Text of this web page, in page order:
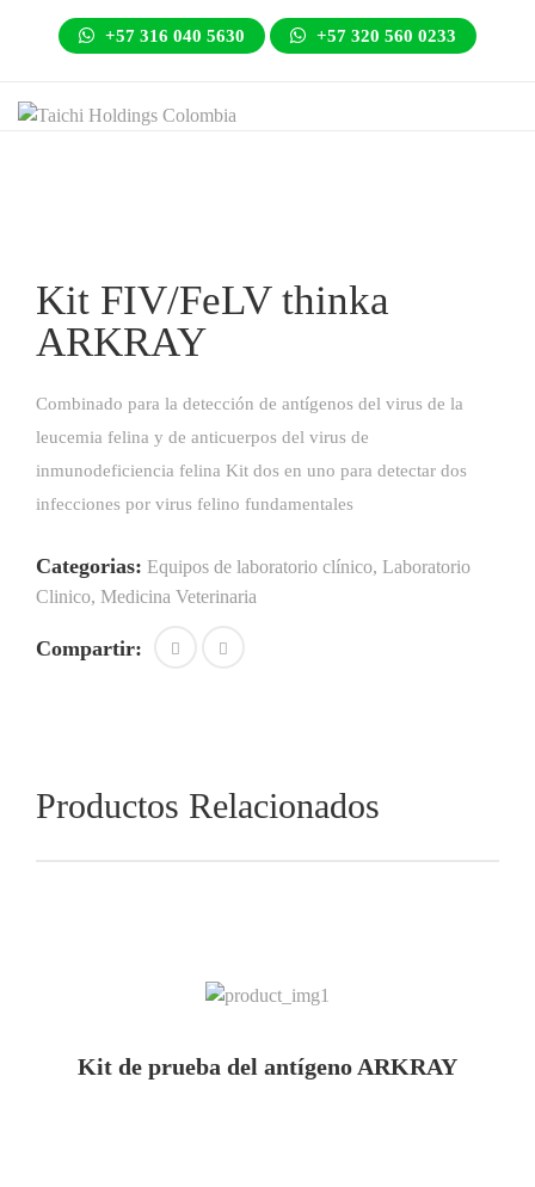
+57 316 040 5630 +57 320 560 0233
Kit FIV/FeLV thinka
ARKRAY
Combinado para la detección de antígenos del virus de la
leucemia felina y de anticuerpos del virus de
inmunodeficiencia felina Kit dos en uno para detectar dos
infecciones por virus felino fundamentales
Categorias: Equipos de laboratorio clínico, Laboratorio
Clinico, Medicina Veterinaria
Compartir:
Productos Relacionados
Kit de prueba del antígeno ARKRAY